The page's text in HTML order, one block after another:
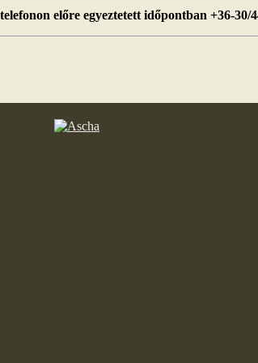
előre egyeztetett időpontban +36-30/